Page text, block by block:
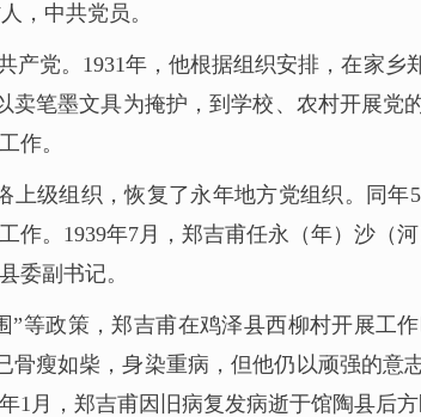
，中共党员。
产党。1931年，他根据组织安排，在家
笔墨文具为掩护，到学校、农村开展党
作。
上级组织，恢复了永年地方党组织。同
。1939年7月，郑吉甫任永（年）沙（
委副书记。
”等政策，郑吉甫在鸡泽县西柳村开展工
瘦如柴，身染重病，但他仍以顽强的意
月，郑吉甫因旧病复发病逝于馆陶县后方